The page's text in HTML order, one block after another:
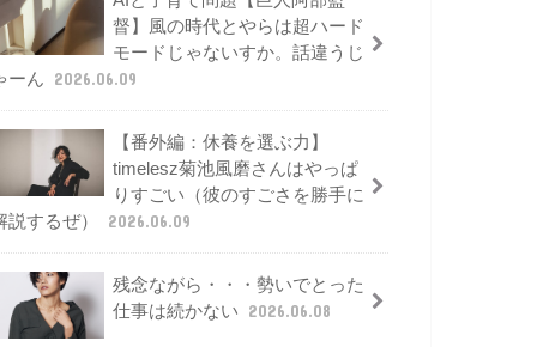
督】風の時代とやらは超ハード
モードじゃないすか。話違うじ
ーん
2026.06.09
【番外編：休養を選ぶ力】
timelesz菊池風磨さんはやっぱ
りすごい（彼のすごさを勝手に
説するぜ）
2026.06.09
残念ながら・・・勢いでとった
仕事は続かない
2026.06.08